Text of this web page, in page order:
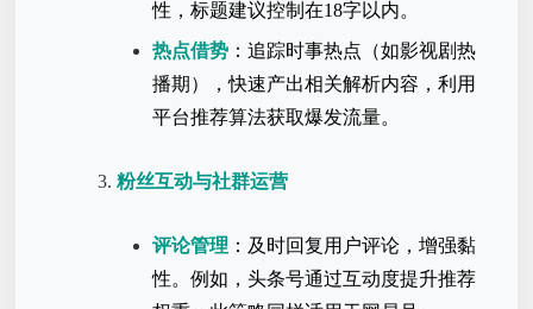
性，标题建议控制在18字以内。
热点借势 ：追踪时事热点（如影视剧热
播期），快速产出相关解析内容，利用
平台推荐算法获取爆发流量。
粉丝互动与社群运营
评论管理 ：及时回复用户评论，增强黏
性。例如，头条号通过互动度提升推荐